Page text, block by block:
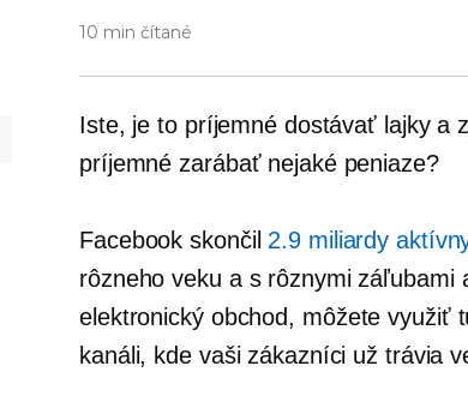
10 min čítané
Iste, je to príjemné dostávať lajky a
príjemné zarábať nejaké peniaze?
Facebook skončil 2.9 miliardy
rôzneho veku a s rôznymi záľubami
elektronický obchod, môžete využiť
kanáli, kde vaši zákazníci už trávia